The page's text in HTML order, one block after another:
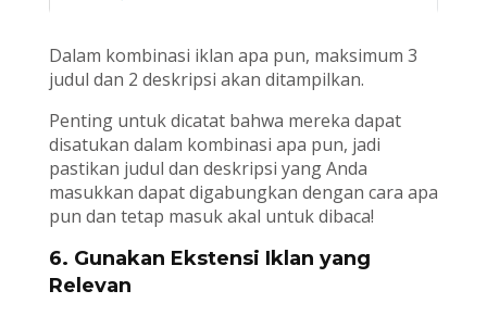
Dalam kombinasi iklan apa pun, maksimum 3
judul dan 2 deskripsi akan ditampilkan.
Penting untuk dicatat bahwa mereka dapat
disatukan dalam kombinasi apa pun, jadi
pastikan judul dan deskripsi yang Anda
masukkan dapat digabungkan dengan cara apa
pun dan tetap masuk akal untuk dibaca!
6. Gunakan Ekstensi Iklan yang
Relevan